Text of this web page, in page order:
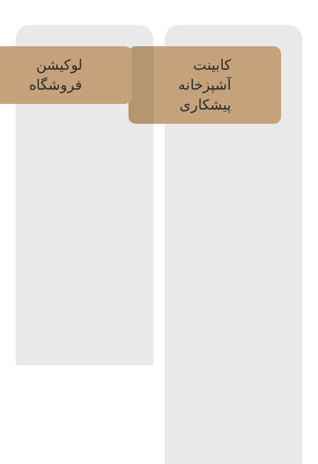
کابینت
آشپزخانه
پیشکاری
لوکیشن
فروشگاه